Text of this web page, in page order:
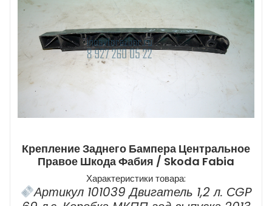
Крепление Заднего Бампера Центральное
Правое Шкода Фабия / Skoda Fabia
Характеристики товара:
Артикул 101039 Двигатель 1,2 л. СGP